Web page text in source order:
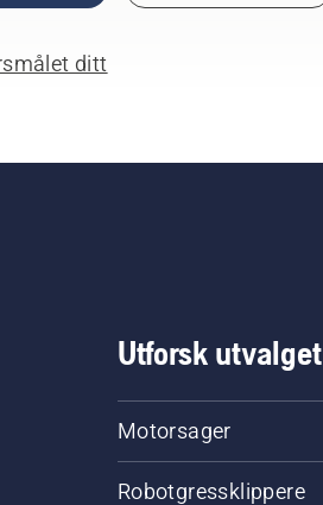
ditt
Utforsk utvalget
Motorsager
Robotgressklippere